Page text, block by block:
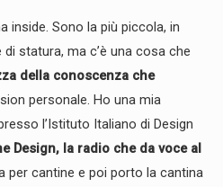
inside. Sono la più piccola, in
statura, ma c’è una cosa che
della conoscenza che
personale. Ho una mia
l’Istituto Italiano di Design
Design, la radio che da voce al
per cantine e poi porto la cantina